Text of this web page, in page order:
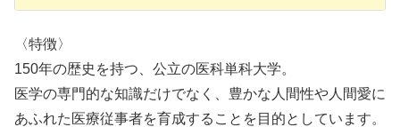
〈特徴〉
150年の歴史を持つ、公立の医科単科大学。
医学の専門的な知識だけでなく、豊かな人間性や人間愛に
あふれた医療従事者を育成することを目的としています。